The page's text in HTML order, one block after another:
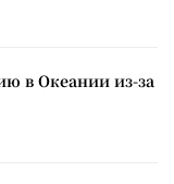
в Океании из-за